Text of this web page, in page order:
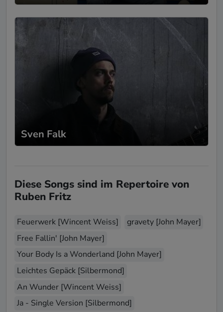
Sven Falk
Diese Songs sind im Repertoire von
Ruben Fritz
Feuerwerk [Wincent Weiss]
gravety [John Mayer]
Free Fallin' [John Mayer]
Your Body Is a Wonderland [John Mayer]
Leichtes Gepäck [Silbermond]
An Wunder [Wincent Weiss]
Ja - Single Version [Silbermond]